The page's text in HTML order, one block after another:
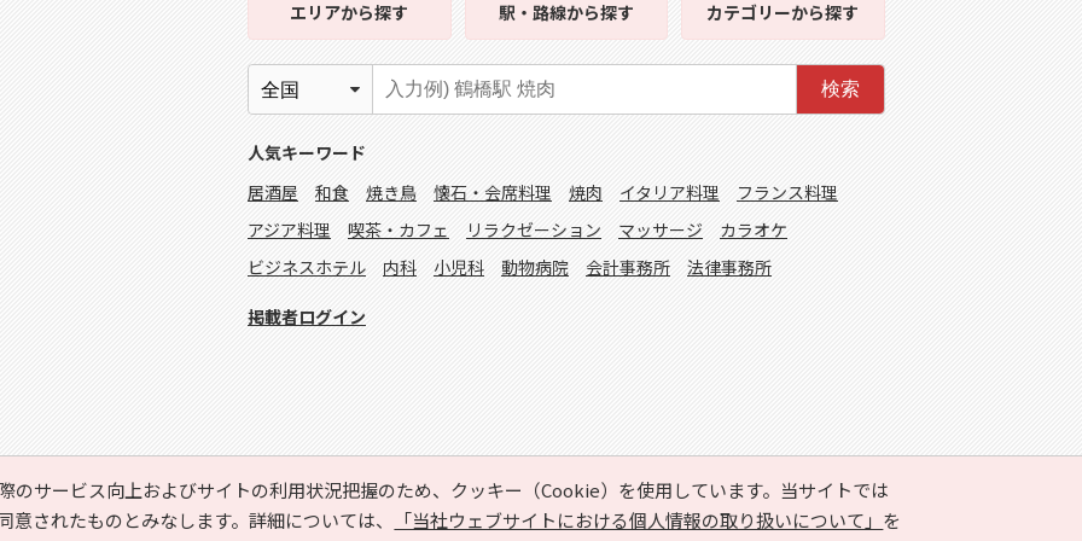
のサービス向上およびサイトの利用状況把握のため、クッキー（Cookie）を使用しています。当サイトでは
されたものとみなします。詳細については、
「当社ウェブサイトにおける個人情報の取り扱いについて」 を
エリアから探す 駅・路線から探す カテゴリーから探す
検索
人気キーワード
居酒屋
和食 焼き鳥 懐石・会席料理 焼肉 イタリア料理
フランス料理
アジア料理
喫茶・カフェ リラクゼーション マッサージ
カラオケ
ビジネスホテル
内科 小児科 動物病院 会計事務所 法律事務所
掲載者ログイン
Copyright © HYOJITO.Co.,Ltd. All Rights Reserved.